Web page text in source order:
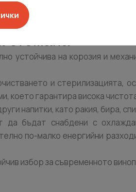
устойчива на корозия и
и стерилизацията,
което гарантира висока
напитки, като ракия, бира,
бъдат снабдени с
по-малко енергийни
избор за съвременното